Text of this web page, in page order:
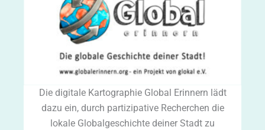
Die digitale Kartographie Global Erinnern lädt
dazu ein, durch partizipative Recherchen die
lokale Globalgeschichte deiner Stadt zu